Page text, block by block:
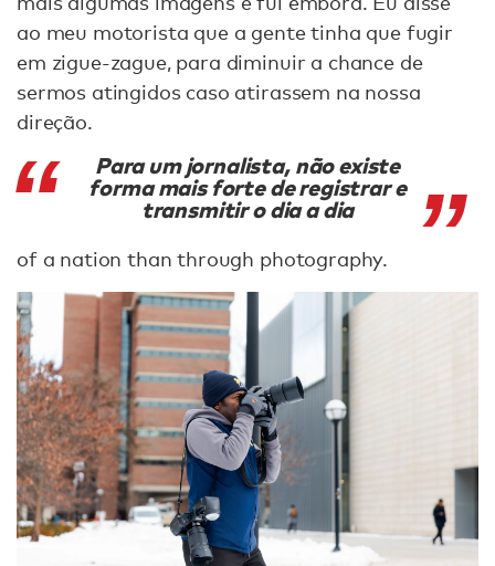
ao meu motorista que a gente tinha que fugir
em zigue-zague, para diminuir a chance de
sermos atingidos caso atirassem na nossa
direção.
Para um jornalista, não existe
forma mais forte de registrar e
transmitir o dia a dia
of a nation than through photography.